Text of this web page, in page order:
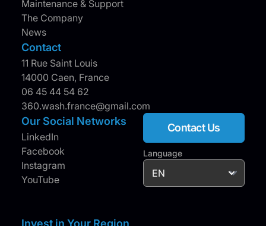
Maintenance & Support
The Company
News
Contact
11 Rue Saint Louis
14000 Caen, France
06 45 44 54 62
360.wash.france@gmail.com
Our Social Networks
LinkedIn
Facebook
Instagram
YouTube
Contact Us
Language
Invest in Your Region